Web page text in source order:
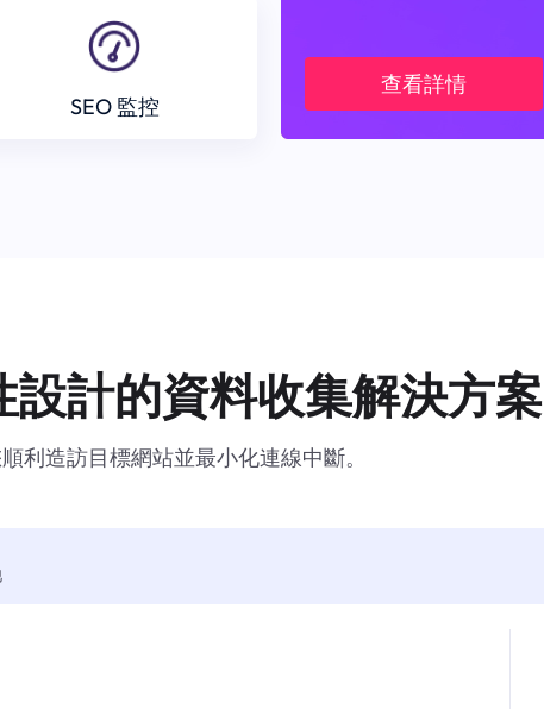
SEO 監控
查看詳情
計的資料收集解決方案
利造訪目標網站並最小化連線中斷。